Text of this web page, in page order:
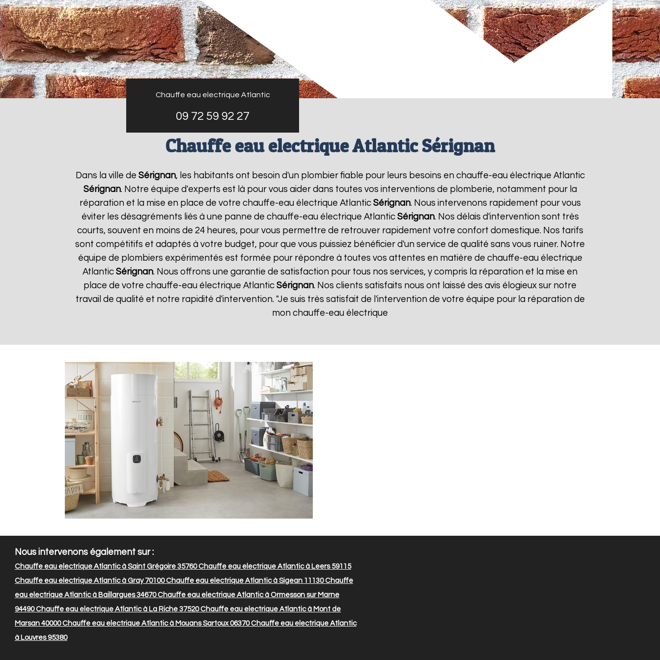
Chauffe eau electrique Atlantic
09 72 59 92 27
Chauffe eau electrique Atlantic Sérignan
Dans la ville de Sérignan, les habitants ont besoin d'un plombier fiable pour leurs besoins en chauffe-eau électrique Atlantic
Sérignan. Notre équipe d'experts est là pour vous aider dans toutes vos interventions de plomberie, notamment pour la
réparation et la mise en place de votre chauffe-eau électrique Atlantic Sérignan. Nous intervenons rapidement pour vous
éviter les désagréments liés à une panne de chauffe-eau électrique Atlantic Sérignan. Nos délais d'intervention sont très
courts, souvent en moins de 24 heures, pour vous permettre de retrouver rapidement votre confort domestique. Nos tarifs
sont compétitifs et adaptés à votre budget, pour que vous puissiez bénéficier d'un service de qualité sans vous ruiner. Notre
équipe de plombiers expérimentés est formée pour répondre à toutes vos attentes en matière de chauffe-eau électrique
Atlantic Sérignan. Nous offrons une garantie de satisfaction pour tous nos services, y compris la réparation et la mise en
place de votre chauffe-eau électrique Atlantic Sérignan. Nos clients satisfaits nous ont laissé des avis élogieux sur notre
travail de qualité et notre rapidité d'intervention. "Je suis très satisfait de l'intervention de votre équipe pour la réparation de
mon chauffe-eau électrique
Nous intervenons également sur :
Chauffe eau electrique Atlantic à Saint Grégoire 35760Chauffe eau electrique Atlantic à Leers 59115
Chauffe eau electrique Atlantic à Gray 70100Chauffe eau electrique Atlantic à Sigean 11130Chauffe
eau electrique Atlantic à Baillargues 34670Chauffe eau electrique Atlantic à Ormesson sur Marne
94490Chauffe eau electrique Atlantic à La Riche 37520Chauffe eau electrique Atlantic à Mont de
Marsan 40000Chauffe eau electrique Atlantic à Mouans Sartoux 06370Chauffe eau electrique Atlantic
à Louvres 95380